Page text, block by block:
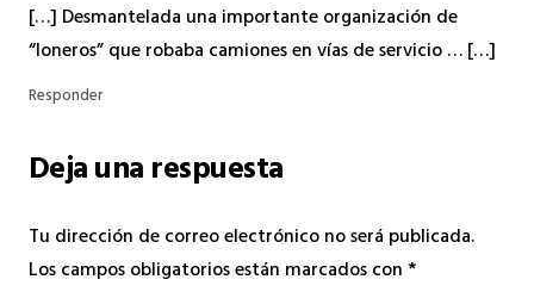
[…] Desmantelada una importante organización de
“loneros” que robaba camiones en vías de servicio … […]
Responder
Deja una respuesta
Tu dirección de correo electrónico no será publicada.
Los campos obligatorios están marcados con*